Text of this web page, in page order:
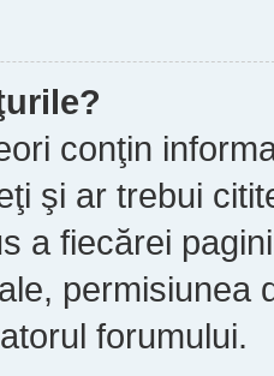
conţin
şi ar trebui
a fiecărei
permisiunea
forumului.